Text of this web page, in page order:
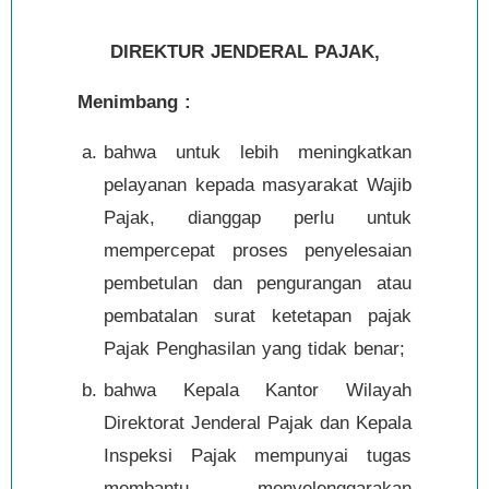
DIREKTUR JENDERAL PAJAK,
Menimbang :
bahwa untuk lebih meningkatkan
pelayanan kepada masyarakat Wajib
Pajak, dianggap perlu untuk
mempercepat proses penyelesaian
pembetulan dan pengurangan atau
pembatalan surat ketetapan pajak
Pajak Penghasilan yang tidak benar;
bahwa Kepala Kantor Wilayah
Direktorat Jenderal Pajak dan Kepala
Inspeksi Pajak mempunyai tugas